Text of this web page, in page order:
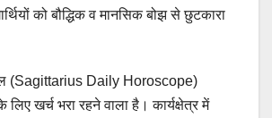
को बौद्धिक व मानसिक बोझ से छुटकारा
(Sagittarius Daily Horoscope)
खर्च भरा रहने वाला है। कार्यक्षेत्र में